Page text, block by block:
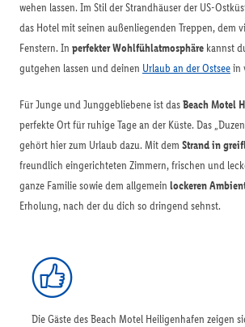
wehen lassen. Im Stil der Strandhäuser der US-
das Hotel mit seinen außenliegenden Treppen, dem
Fenstern. In perfekter Wohlfühlatmosphäre kannst
gutgehen lassen und deinen Urlaub an der Ostseein
Für Junge und Junggebliebene ist dasBeach Motel
perfekte Ort für ruhige Tage an der Küste. Das
gehört hier zum Urlaub dazu. Mit dem Strand in
freundlich eingerichteten Zimmern, frischen und
ganze Familie sowie dem allgemein lockeren
Erholung, nach der du dich so dringend sehnst.
Die Gäste des Beach Motel Heiligenhafen zeigen